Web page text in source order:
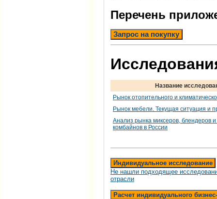
Перечень
Запрос на покупку
Название
Рынок отопительного и
Рынок мебели. Текущая ситуация и
Анализ рынка миксеров, блендеров
комбайнов в России
Индивидуальное исследование
Не нашли подходящее
отрасли
Расчет индивидуального